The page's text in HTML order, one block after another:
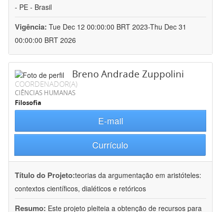
- PE - Brasil
Vigência: Tue Dec 12 00:00:00 BRT 2023-Thu Dec 31
00:00:00 BRT 2026
Breno Andrade Zuppolini
COORDENADOR(A)
CIÊNCIAS HUMANAS
Filosofia
E-mail
Currículo
Título do Projeto:teorias da argumentação em aristóteles:
contextos científicos, dialéticos e retóricos
Resumo: Este projeto pleiteia a obtenção de recursos para